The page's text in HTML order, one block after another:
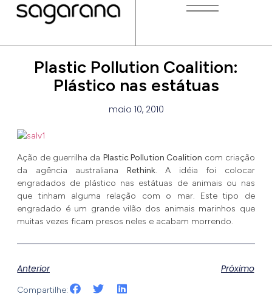
Plastic Pollution Coalition:
Plástico nas estátuas
maio 10, 2010
Ação de guerrilha da Plastic Pollution Coalition com criação
da agência australiana Rethink. A idéia foi colocar
engradados de plástico nas estátuas de animais ou nas
que tinham alguma relação com o mar. Este tipo de
engradado é um grande vilão dos animais marinhos que
muitas vezes ficam presos neles e acabam morrendo.
Anterior Próximo
Compartilhe: